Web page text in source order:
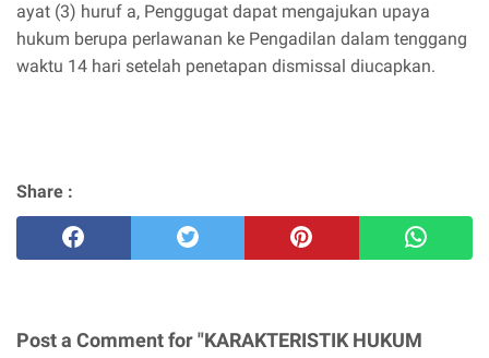
ayat (3) huruf a, Penggugat dapat mengajukan upaya
hukum berupa perlawanan ke Pengadilan dalam tenggang
waktu 14 hari setelah penetapan dismissal diucapkan.
Share :
Post a Comment for "KARAKTERISTIK HUKUM